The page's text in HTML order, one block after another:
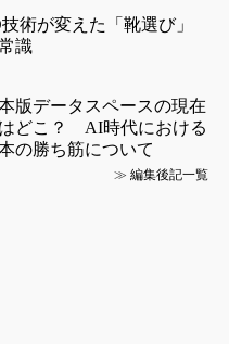
術が変えた「靴選び」
識
版データスペースの現在
どこ？ AI時代における
の勝ち筋について
≫ 編集後記一覧